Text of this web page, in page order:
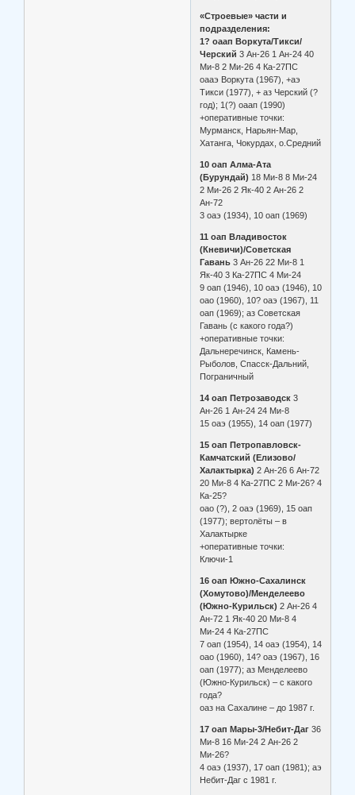
«Строевые» части и
подразделения:
1? оаап Воркута/Тикси/
Черский 3 Ан-26 1 Ан-24 40
Ми-8 2 Ми-26 4 Ка-27ПС
оааэ Воркута (1967), +аэ
Тикси (1977), + аз Черский (?
год); 1(?) оаап (1990)
+оперативные точки:
Мурманск, Нарьян-Мар,
Хатанга, Чокурдах, о.Средний
10 оап Алма-Ата
(Бурундай) 18 Ми-8 8 Ми-24
2 Ми-26 2 Як-40 2 Ан-26 2
Ан-72
3 оаэ (1934), 10 оап (1969)
11 оап Владивосток
(Кневичи)/Советская
Гавань 3 Ан-26 22 Ми-8 1
Як-40 3 Ка-27ПС 4 Ми-24
9 оап (1946), 10 оаэ (1946), 10
оао (1960), 10? оаэ (1967), 11
оап (1969); аз Советская
Гавань (с какого года?)
+оперативные точки:
Дальнеречинск, Камень-
Рыболов, Спасск-Дальний,
Пограничный
14 оап Петрозаводск 3
Ан-26 1 Ан-24 24 Ми-8
15 оаэ (1955), 14 оап (1977)
15 оап Петропавловск-
Камчатский (Елизово/
Халактырка) 2 Ан-26 6 Ан-72
20 Ми-8 4 Ка-27ПС 2 Ми-26? 4
Ка-25?
оао (?), 2 оаэ (1969), 15 оап
(1977); вертолёты – в
Халактырке
+оперативные точки:
Ключи-1
16 оап Южно-Сахалинск
(Хомутово)/Менделеево
(Южно-Курильск) 2 Ан-26 4
Ан-72 1 Як-40 20 Ми-8 4
Ми-24 4 Ка-27ПС
7 оап (1954), 14 оаэ (1954), 14
оао (1960), 14? оаэ (1967), 16
оап (1977); аз Менделеево
(Южно-Курильск) – с какого
года?
оаз на Сахалине – до 1987 г.
17 оап Мары-3/Небит-Даг 36
Ми-8 16 Ми-24 2 Ан-26 2
Ми-26?
4 оаэ (1937), 17 оап (1981); аэ
Небит-Даг с 1981 г.